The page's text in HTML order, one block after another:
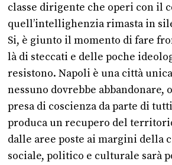
classe dirigente che operi con il
quell’intellighenzia rimasta in
Si, è giunto il momento di fare
là di steccati e delle poche
resistono. Napoli è una città
nessuno dovrebbe abbandonare,
presa di coscienza da parte di
produca un recupero del
dalle aree poste ai margini della
sociale, politico e culturale sarà